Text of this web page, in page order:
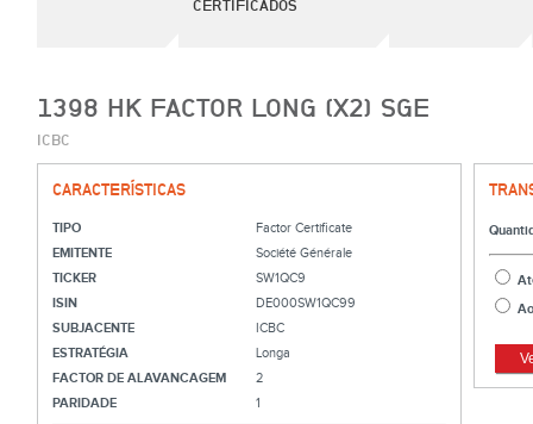
CERTIFICADOS
1398 HK FACTOR LONG (X2) SGE
ICBC
CARACTERÍSTICAS
TIPO
Factor Certificate
EMITENTE
Société Générale
TICKER
SW1QC9
ISIN
DE000SW1QC99
SUBJACENTE
ICBC
ESTRATÉGIA
Longa
FACTOR DE ALAVANCAGEM
2
PARIDADE
1